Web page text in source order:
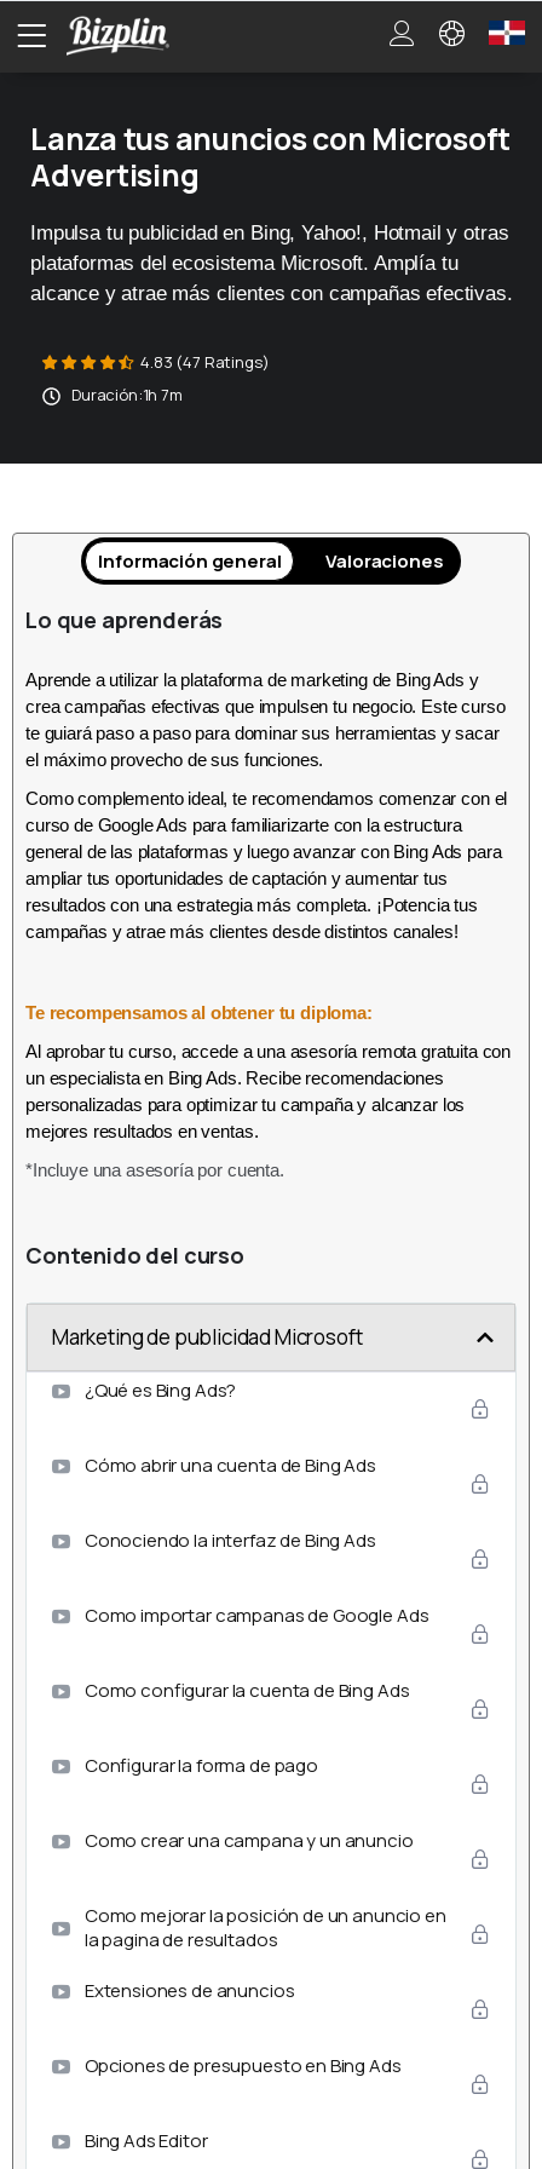
Lanza tus anuncios con Microsoft
Advertising
Impulsa tu publicidad en Bing, Yahoo!, Hotmail y otras
plataformas del ecosistema Microsoft. Amplía tu
alcance y atrae más clientes con campañas efectivas.
4.83 (47 Ratings)
Duración:1h 7m
Información general Valoraciones
Lo que aprenderás
Aprende a utilizar la plataforma de marketing de Bing Ads y
crea campañas efectivas que impulsen tu negocio. Este curso
te guiará paso a paso para dominar sus herramientas y sacar
el máximo provecho de sus funciones.
Como complemento ideal, te recomendamos comenzar con el
curso de Google Ads para familiarizarte con la estructura
general de las plataformas y luego avanzar con Bing Ads para
ampliar tus oportunidades de captación y aumentar tus
resultados con una estrategia más completa. ¡Potencia tus
campañas y atrae más clientes desde distintos canales!
Te recompensamos al obtener tu diploma:
Al aprobar tu curso, accede a una asesoría remota gratuita con
un especialista en Bing Ads. Recibe recomendaciones
personalizadas para optimizar tu campaña y alcanzar los
mejores resultados en ventas.
*Incluye una asesoría por cuenta.
Contenido del curso
Marketing de publicidad Microsoft
¿Qué es Bing Ads?
Cómo abrir una cuenta de Bing Ads
Conociendo la interfaz de Bing Ads
Como importar campanas de Google Ads
Como configurar la cuenta de Bing Ads
Configurar la forma de pago
Como crear una campana y un anuncio
Como mejorar la posición de un anuncio en
la pagina de resultados
Extensiones de anuncios
Opciones de presupuesto en Bing Ads
Bing Ads Editor